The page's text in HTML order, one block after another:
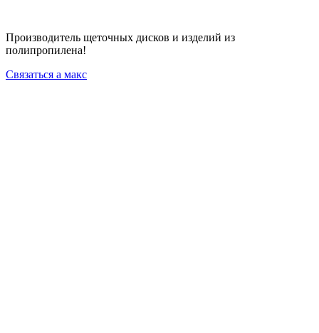
Производитель щеточных дисков и изделий из
полипропилена!
Связаться а макс